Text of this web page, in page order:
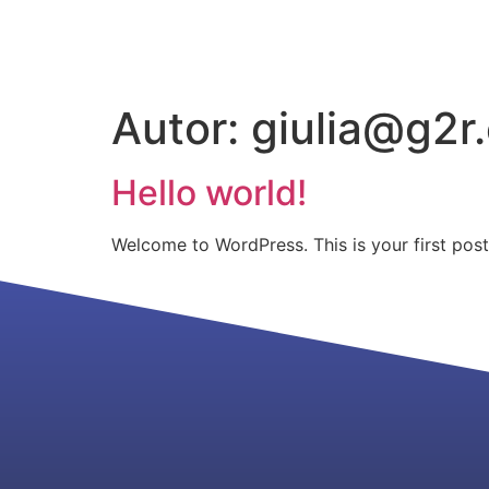
Autor:
Hello world!
Welcome to WordPress. This is your first